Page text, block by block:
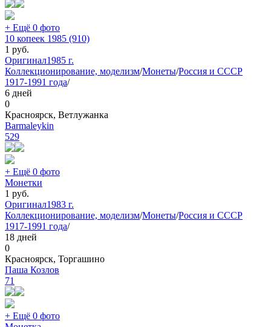
+ Ещё 0 фото
10 копеек 1985 (910)
1 руб.
Оригинал1985 г.
Коллекционирование, моделизм/Монеты/Россия и СССР
1917-1991 года/
6 дней
0
Красноярск, Ветлужанка
Barmaleykin
529
+ Ещё 0 фото
Монетки
1 руб.
Оригинал1983 г.
Коллекционирование, моделизм/Монеты/Россия и СССР
1917-1991 года/
18 дней
0
Красноярск, Торгашино
Паша Козлов
71
+ Ещё 0 фото